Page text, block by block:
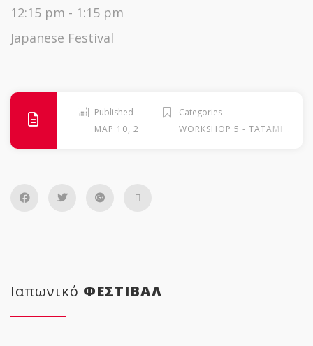
12:15 pm - 1:15 pm
Japanese Festival
Published
ΜΑΡ 10, 2026
Categories
WORKSHOP 5 - TATAMI
Ιαπωνικό ΦΕΣΤΙΒΑΛ